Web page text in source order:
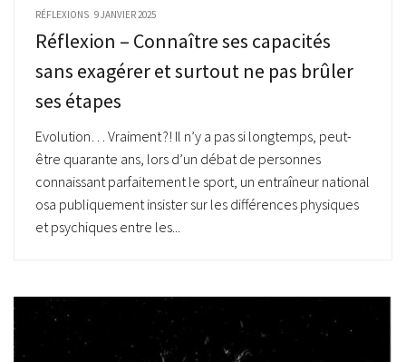
RÉFLEXIONS 9 JANVIER 2025
Réflexion – Connaître ses capacités
sans exagérer et surtout ne pas brûler
ses étapes
Evolution… Vraiment ?! Il n’y a pas si longtemps, peut-
être quarante ans, lors d’un débat de personnes
connaissant parfaitement le sport, un entraîneur national
osa publiquement insister sur les différences physiques
et psychiques entre les...